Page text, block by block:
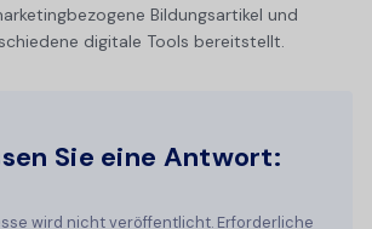
Bildungsartikel und
digitale Tools bereitstellt.
Sie eine Antwort:
wird nicht veröffentlicht. Erforderliche